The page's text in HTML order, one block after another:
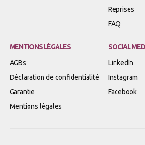
Reprises
FAQ
MENTIONS LÉGALES
AGBs
Déclaration de confidentialité
Garantie
Mentions légales
SOCIAL
LinkedIn
Instagram
Facebook